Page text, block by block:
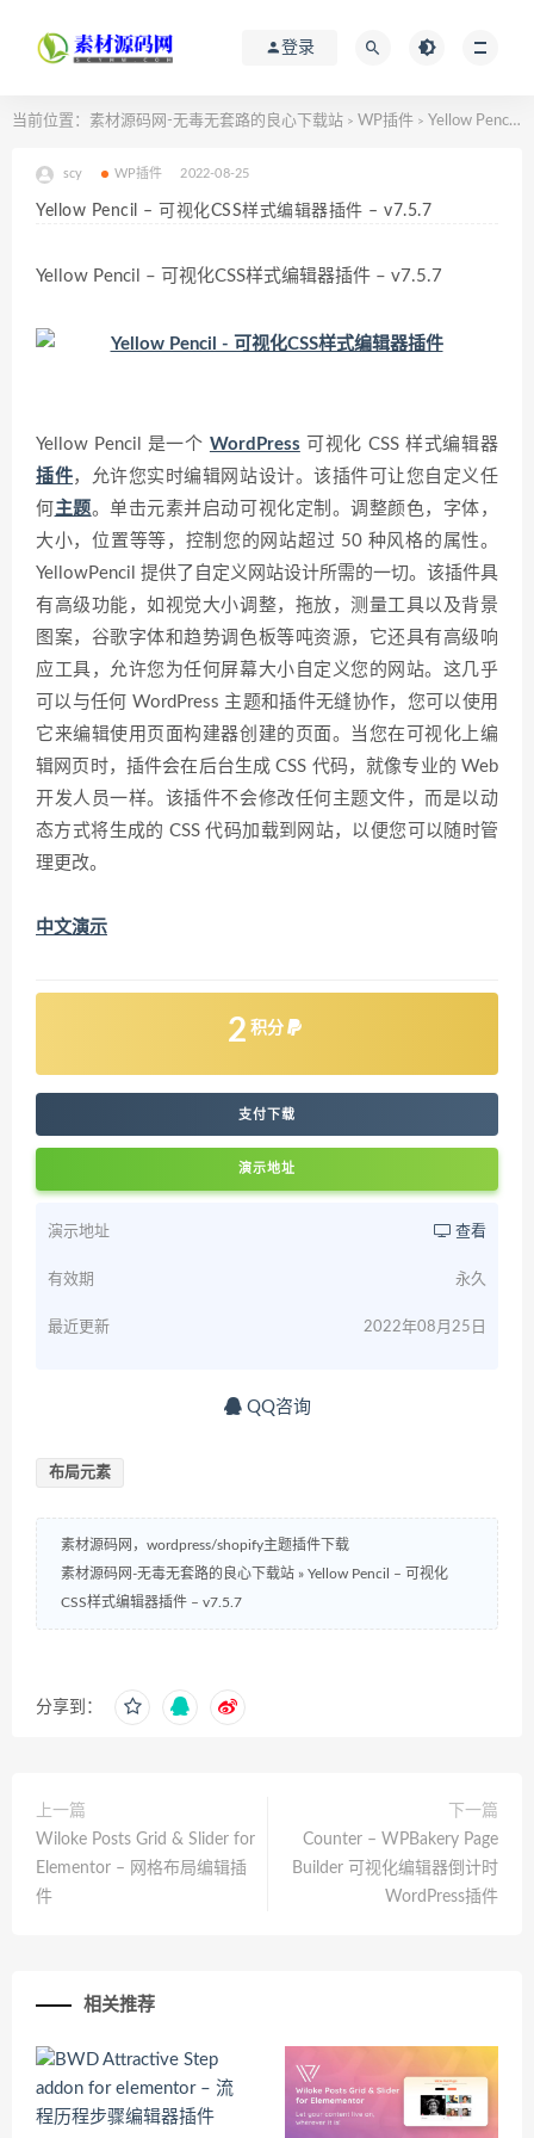
登录
当前位置： 素材源码网-无毒无套路的良心下载站 > WP插件 > Yellow Pencil – 可视化CSS样式编辑器插件 – v7.5.7
scy WP插件 2022-08-25
Yellow Pencil – 可视化CSS样式编辑器插件 – v7.5.7
Yellow Pencil – 可视化CSS样式编辑器插件 – v7.5.7
Yellow Pencil 是一个 WordPress 可视化 CSS 样式编辑器
插件，允许您实时编辑网站设计。该插件可让您自定义任
何 主题。单击元素并启动可视化定制。调整颜色，字体，
大小，位置等等，控制您的网站超过 50 种风格的属性。
YellowPencil 提供了自定义网站设计所需的一切。该插件具
有高级功能，如视觉大小调整，拖放，测量工具以及背景
图案，谷歌字体和趋势调色板等吨资源，它还具有高级响
应工具，允许您为任何屏幕大小自定义您的网站。这几乎
可以与任何 WordPress 主题和插件无缝协作，您可以使用
它来编辑使用页面构建器创建的页面。当您在可视化上编
辑网页时，插件会在后台生成 CSS 代码，就像专业的 Web
开发人员一样。该插件不会修改任何主题文件，而是以动
态方式将生成的 CSS 代码加载到网站，以便您可以随时管
理更改。
中文演示
2 积分
支付下载
演示地址
演示地址 查看
有效期 永久
最近更新 2022年08月25日
QQ咨询
布局元素
素材源码网，wordpress/shopify主题插件下载
素材源码网-无毒无套路的良心下载站 » Yellow Pencil – 可视化
CSS样式编辑器插件 – v7.5.7
分享到：
上一篇
Wiloke Posts Grid & Slider for
Elementor – 网格布局编辑插
件
下一篇
Counter – WPBakery Page
Builder 可视化编辑器倒计时
WordPress插件
相关推荐